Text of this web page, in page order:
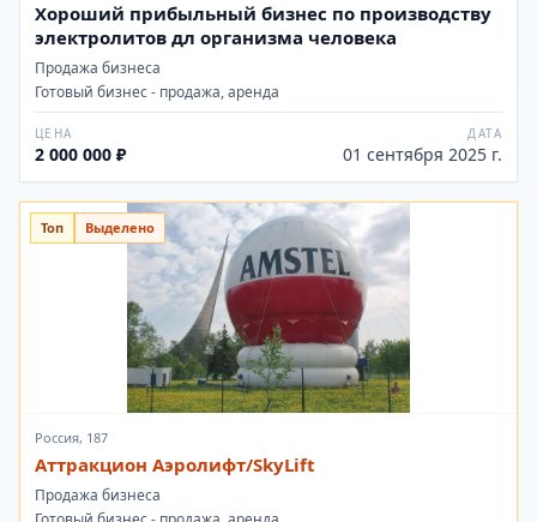
Хороший прибыльный бизнес по производству
электролитов дл организма человека
Продажа бизнеса
Готовый бизнес - продажа, аренда
ЦЕНА
2 000 000 ₽
ДАТА
01 сентября 2025 г.
Топ Выделено
Россия, 187
Аттракцион Аэролифт/SkyLift
Продажа бизнеса